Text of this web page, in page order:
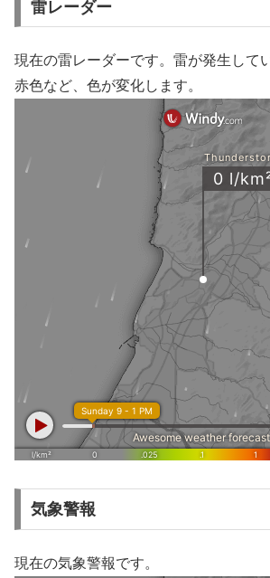
雷レーダー
現在の雷レーダーです。雷が発生して
赤色など、色が変化します。
気象警報
現在の気象警報です。